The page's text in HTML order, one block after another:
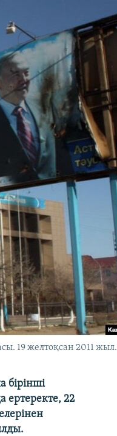
19 желтоқсан 2011 жыл.
бірінші
ертеректе, 22